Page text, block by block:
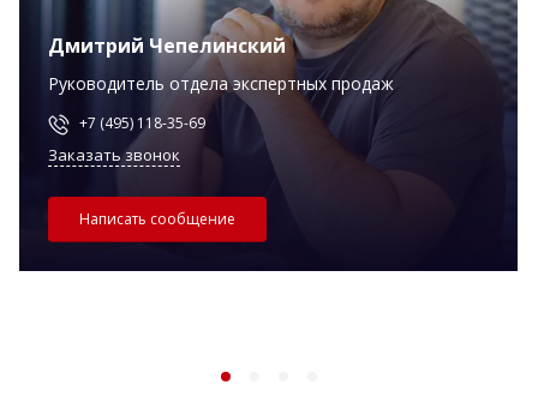
Дмитрий Чепелинский
Руководитель отдела экспертных продаж
+7 (495) 118-35-69
Заказать звонок
Написать сообщение